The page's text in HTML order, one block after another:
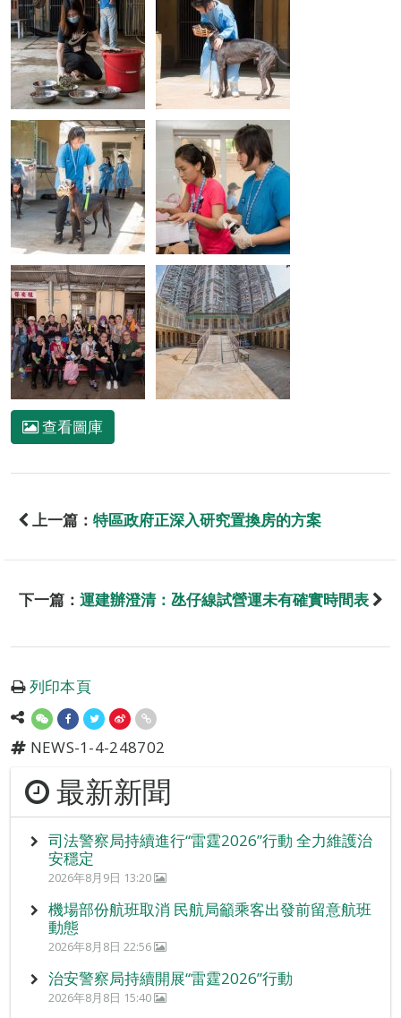
查看圖庫
上一篇： 特區政府正深入研究置換房的方案
下一篇： 運建辦澄清：氹仔線試營運未有確實時間表
列印本頁
NEWS-1-4-248702
最新新聞
司法警察局持續進行“雷霆2026”行動 全力維護治
安穩定
2026年8月9日 13:20
機場部份航班取消 民航局籲乘客出發前留意航班
動態
2026年8月8日 22:56
治安警察局持續開展“雷霆2026”行動
2026年8月8日 15:40